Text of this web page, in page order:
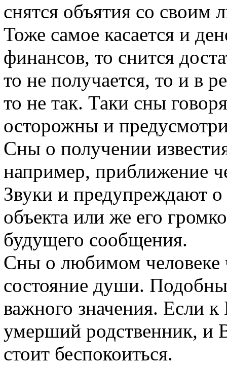
снятся объятия со
Тоже самое касается и
финансов, то снится
то не получается, то и в
то не так. Таки сны
осторожны и
Сны о получении
например, приближение
Звуки и предупреждают о
объекта или же его
будущего сообщения.
Сны о любимом человеке
состояние души.
важного значения. Если
умерший родственник, и
стоит беспокоиться.